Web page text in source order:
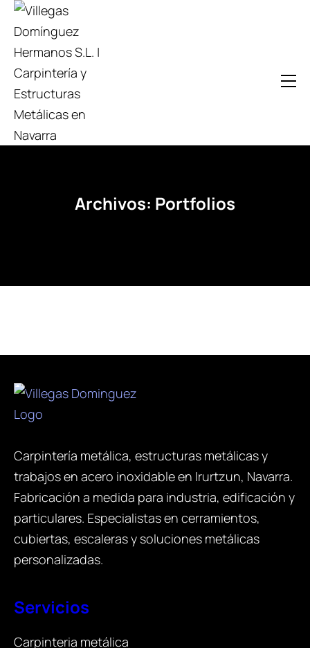
Archivos: Portfolios
Carpintería metálica, estructuras metálicas y
trabajos en acero inoxidable en Irurtzun, Navarra.
Fabricación a medida para industria, edificación y
particulares. Especialistas en cerramientos,
cubiertas, escaleras y soluciones metálicas
personalizadas.
Servicios
Carpinteria metálica